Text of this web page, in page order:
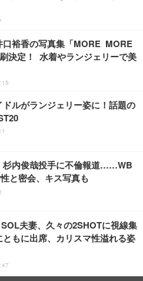
口裕香の写真集「MORE MORE
決定！ 水着やランジェリーで美
ドルがランジェリー姿に！話題の
杉内俊哉投手に不倫報道……WB
と密会、キス写真も
夫妻、久々の2SHOTに視線集
もに出席、カリスマ性溢れる姿